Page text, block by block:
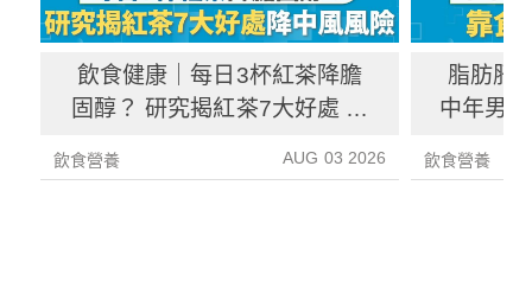
飲食健康｜每日3杯紅茶降膽
固醇？ 研究揭紅茶7大好處 降
飲食營養 AUG 03 2026
脂肪肝
中年男
飲食營養